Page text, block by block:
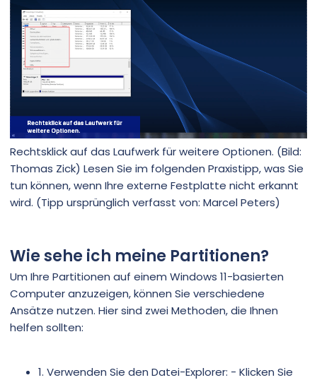
Rechtsklick auf das Laufwerk für weitere Optionen. (Bild:
Thomas Zick) Lesen Sie im folgenden Praxistipp, was Sie
tun können, wenn Ihre externe Festplatte nicht erkannt
wird. (Tipp ursprünglich verfasst von: Marcel Peters)
Wie sehe ich meine Partitionen?
Um Ihre Partitionen auf einem Windows 11-basierten
Computer anzuzeigen, können Sie verschiedene
Ansätze nutzen. Hier sind zwei Methoden, die Ihnen
helfen sollten:
1. Verwenden Sie den Datei-Explorer: - Klicken Sie